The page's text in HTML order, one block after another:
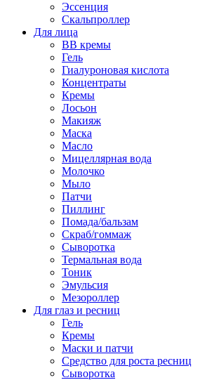
Эссенция
Скальпроллер
Для лица
BB кремы
Гель
Гиалуроновая кислота
Концентраты
Кремы
Лосьон
Макияж
Маска
Масло
Мицеллярная вода
Молочко
Мыло
Патчи
Пиллинг
Помада/бальзам
Скраб/гоммаж
Сыворотка
Термальная вода
Тоник
Эмульсия
Мезороллер
Для глаз и ресниц
Гель
Кремы
Маски и патчи
Средство для роста ресниц
Сыворотка